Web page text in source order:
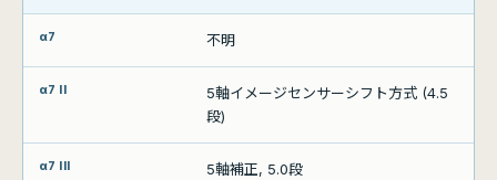
不明
5軸イメージセンサーシフト方式 (4.5
段)
5軸補正, 5.0段